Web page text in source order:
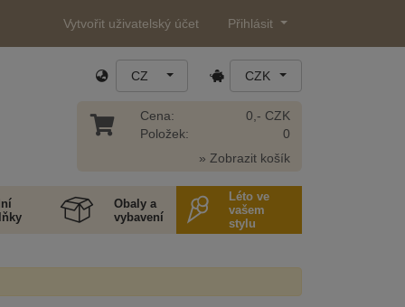
Vytvořit uživatelský účet Přihlásit
CZ CZK
Cena:
Položek:
0,- CZK
0
» Zobrazit košík
Obaly a
vybavení
Léto ve
vašem
stylu